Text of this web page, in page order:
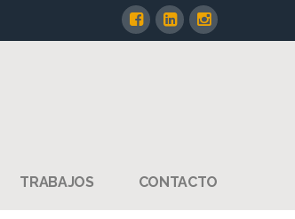
TRABAJOS CONTACTO